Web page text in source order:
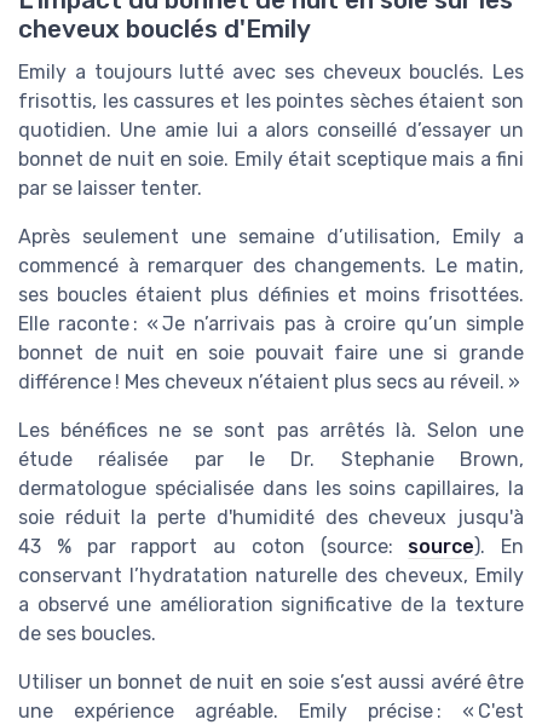
cheveux bouclés d'Emily
Emily a toujours lutté avec ses cheveux bouclés. Les
frisottis, les cassures et les pointes sèches étaient son
quotidien. Une amie lui a alors conseillé d’essayer un
bonnet de nuit en soie. Emily était sceptique mais a fini
par se laisser tenter.
Après seulement une semaine d’utilisation, Emily a
commencé à remarquer des changements. Le matin,
ses boucles étaient plus définies et moins frisottées.
Elle raconte : « Je n’arrivais pas à croire qu’un simple
bonnet de nuit en soie pouvait faire une si grande
différence ! Mes cheveux n’étaient plus secs au réveil. »
Les bénéfices ne se sont pas arrêtés là. Selon une
étude réalisée par le Dr. Stephanie Brown,
dermatologue spécialisée dans les soins capillaires, la
soie réduit la perte d'humidité des cheveux jusqu'à
43 % par rapport au coton (source: source). En
conservant l’hydratation naturelle des cheveux, Emily
a observé une amélioration significative de la texture
de ses boucles.
Utiliser un bonnet de nuit en soie s’est aussi avéré être
une expérience agréable. Emily précise : « C'est